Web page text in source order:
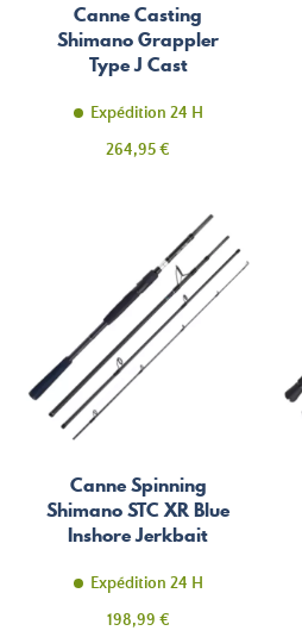
Canne Casting
Shimano Grappler
Type J Cast
Expédition 24 H
Prix
264,95 €
Canne Spinning
Shimano STC XR Blue
Inshore Jerkbait
Expédition 24 H
Prix
198,99 €